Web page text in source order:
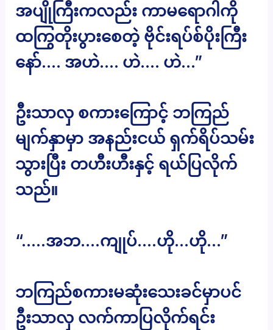
အပျိုကြီးကလည်း ကာမရောဂါကို
ထကြွတိုးပွားစေတဲ့ ဗိုင်းရပ်စ်ပိုးကြီး
နော်…. အဟဲ…. ဟဲ…. ဟဲ…”
ဦးသာလှ စကားကြောင့် ဘကြည်
မျက်နှာမှာ အနည်းငယ် ရှက်ရိပ်သမ်း
သွားပြီး တဟီးဟီးနှင့် ရယ်ပြလိုက်
သည်။
“…..အဘ….ကျုပ်….ဟို…ဟို…”
ဘကြည်စကားမဆုံးသေးခင်မှာပင်
ဦးသာလှ လက်ကာပြလိုက်ရင်း